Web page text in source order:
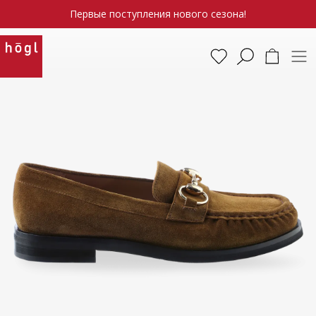
Первые поступления нового сезона!